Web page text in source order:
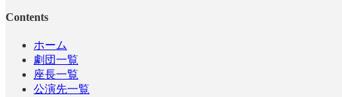
Contents
ホーム
劇団一覧
座長一覧
公演先一覧